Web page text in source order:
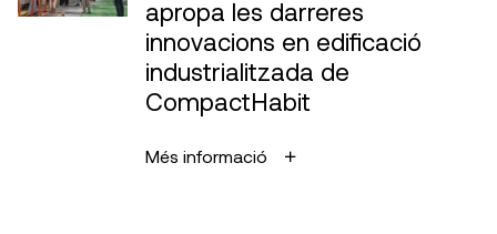
apropa les darreres
innovacions en edificació
industrialitzada de
CompactHabit
Més informació